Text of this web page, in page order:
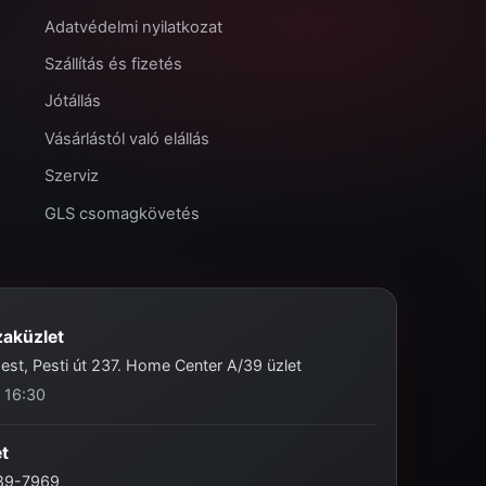
Adatvédelmi nyilatkozat
Szállítás és fizetés
Jótállás
Vásárlástól való elállás
Szerviz
GLS csomagkövetés
Pesti út 237. Home Center A/39 üzlet
7969